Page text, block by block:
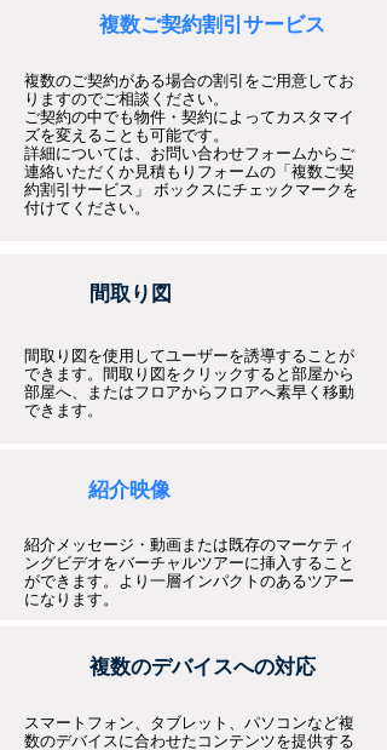
複数ご契約割引サービス
複数のご契約がある場合の割引をご用意してお
りますのでご相談ください。
ご契約の中でも物件・契約によってカスタマイ
ズを変えることも可能です。
詳細については、お問い合わせフォームからご
連絡いただくか見積もりフォームの「複数ご契
約割引サービス」 ボックスにチェックマークを
付けてください。
間取り図
間取り図を使用してユーザーを誘導することが
できます。間取り図をクリックすると部屋から
部屋へ、またはフロアからフロアへ素早く移動
できます。
紹介映像
紹介メッセージ・動画または既存のマーケティ
ングビデオをバーチャルツアーに挿入すること
ができます。より一層インパクトのあるツアー
になります。
複数のデバイスへの対応
スマートフォン、タブレット、パソコンなど複
数のデバイスに合わせたコンテンツを提供する